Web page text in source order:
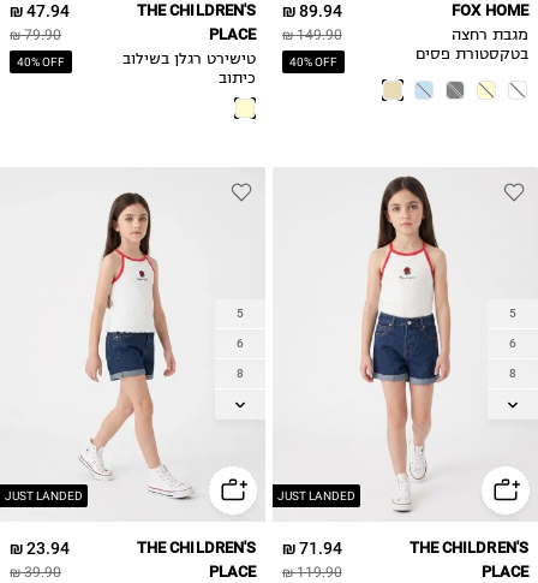
89.94 ₪
149.90 ₪
40% OFF
FOX HOME
מגבת רחצה
בטקסטורת פסים
47.94 ₪
79.90 ₪
40% OFF
THE CHILDREN'S
PLACE
טישירט רגלן בשילוב
כיתוב
JUST LANDED
5
6
8
10
14
71.94 ₪
119.90 ₪
THE CHILDREN'S
PLACE
JUST LANDED
5
6
8
10
14
23.94 ₪
39.90 ₪
THE CHILDREN'S
PLACE